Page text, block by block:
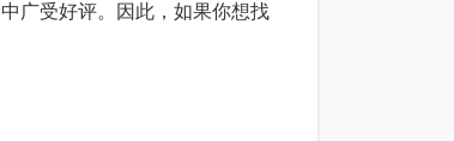
广受好评。因此，如果你想找